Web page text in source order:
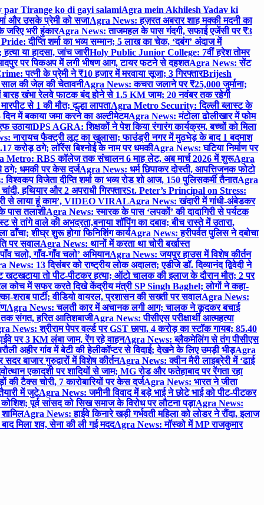
par Tirange ko di gayi salamiAgra mein Akhilesh Yadav ki
और उसके प्रेमी को सजाAgra News: हज़रत अबरार शाह मक्की मदनी का
भरी हुंकारAgra News: ताजमहल के पास गंदगी, सफाई एजेंसी पर ₹3
दीप्ति शर्मा का भव्य सम्मान; 5 लाख का चेक, ‘दबंग’ अंदाज में
या हादसा, जांच जारीHoly Public Junior College: 7वीं हरेश तोमर
पर पिकअप में लगी भीषण आग, टायर फटने से दहशतAgra News: सेंट
पत्नी के प्रेमी ने ₹10 हजार में मरवाया सूजा; 3 गिरफ्तारBrijesh
की जेल की चेतावनीAgra News: कचरा जलाने पर ₹25,000 जुर्माना;
खंभा रेलवे फाटक बंद होने से 1.5 KM जाम; 20 नवंबर तक रहेगी
से 1 की मौत; दूल्हा लापताAgra Metro Security: दिल्ली ब्लास्ट के
में बकाया जमा करने का अल्टीमेटमAgra News: मंटोला ढोलीखार में फोम
उठायाDPS AGRA: शिक्षकों ने पेश किया रंगारंग कार्यक्रम, बच्चों को मिला
नारायच फैक्ट्री लूट का खुलासा; फाउंड्री नगर में मुठभेड़ के बाद 1 बदमाश
करोड़ ठगे; लॉरेंस बिश्नोई के नाम पर धमकीAgra News: घटिया निर्माण पर
Metro: RBS कॉलेज तक संचालन 6 माह लेट, अब मार्च 2026 में शुरूAgra
ठगे; धमकी पर केस दर्जAgra News: धर्म छिपाकर दोस्ती, आपत्तिजनक फोटो
विजेता दीप्ति शर्मा का भव्य रोड शो आज, 150 पुलिसकर्मी तैनातAgra
हथियार और 2 अपराधी गिरफ्तारSt. Peter’s Principal on Stress:
से लाया हूं काम’, VIDEO VIRALAgra News: खंदारी में गांधी-अंबेडकर
पास तलाशीAgra News: स्मारक के पास ‘लपकों’ की दादागिरी से पर्यटक
तांगे वाले की अभद्रता,बनाया शॉपिंग का दबाव; बीच रास्ते में उतारा,
शीघ्र शुरू होगा फिनिशिंग कार्यAgra News: हरीपर्वत पुलिस ने दबोचा
पर सवालAgra News: थानों में करता था चोरी बर्खास्त
चलो, गाँव-गाँव चलो’ अभियानAgra News: जयपुर हाउस में विशेष कीर्तन
News: 13 दिसंबर को राष्ट्रीय लोक अदालत; एडीजे डॉ. दिव्यानंद द्विवेदी ने
तो पीट-पीटकर हत्या; ऑटो चालक की इलाज के दौरान मौत; 2 पर
कोच में सफर करते दिखे केंद्रीय मंत्री SP Singh Baghel; लोगों ने कहा-
पार्टी; वीडियो वायरल, प्रशासन की सख्ती पर सवालAgra News:
Agra News: चलती कार में अचानक लगी आग; चालक ने कूदकर बचाई
संगत, हरित आतिशबाजीAgra News: पीसीएस परीक्षार्थी आत्महत्या
News: श्रीराम पेपर वर्ल्ड पर GST छापा, 4 करोड़ का स्टॉक गायब; 85.40
पर 3 KM लंबा जाम, रेंग रहे वाहनAgra News: ब्लैकमेलिंग से तंग पीसीएस
अहीर गांव में बेटी की हेलीकॉप्टर से विदाई; देखने के लिए उमड़ी भीड़Agra
बाजार गुरुद्वारों में विशेष कीर्तनAgra News: क्वीन मैरी लाइब्रेरी में ‘ढाई
एकादशी पर शादियों से जाम; MG रोड और फतेहाबाद पर रेंगता रहा
टैक्स चोरी, 7 कारोबारियों पर केस दर्जAgra News: भारत ने जीता
में जुटेAgra News: जमीनी विवाद में बड़े भाई ने छोटे भाई को पीट-पीटकर
पूर्व सांसद को सिख समाज के विरोध पर लौटना पड़ाAgra News:
Agra News: हाईवे किनारे खड़ी गर्भवती महिला को लोडर ने रौंदा, इलाज
मिला शव, सेना की ली गई मददAgra News: मॉस्को में MP राजकुमार